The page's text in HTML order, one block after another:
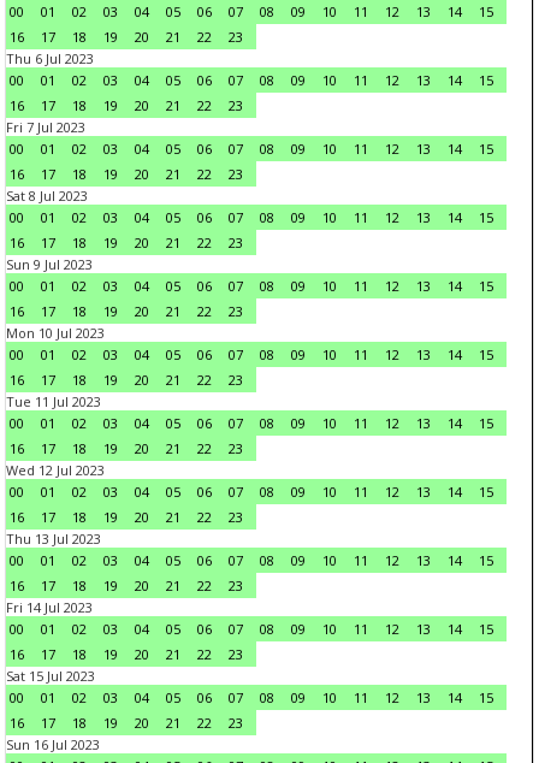
00
01 02 03 04 05 06 07 08 09 10 11 12 13 14
15
16
17 18 19 20 21 22
23
Thu 6 Jul 2023
00
01 02 03 04 05 06 07 08 09 10 11 12 13 14
15
16
17 18 19 20 21 22
23
Fri 7 Jul 2023
00
01 02 03 04 05 06 07 08 09 10 11 12 13 14
15
16
17 18 19 20 21 22
23
Sat 8 Jul 2023
00
01 02 03 04 05 06 07 08 09 10 11 12 13 14
15
16
17 18 19 20 21 22
23
Sun 9 Jul 2023
00
01 02 03 04 05 06 07 08 09 10 11 12 13 14
15
16
17 18 19 20 21 22
23
Mon 10 Jul 2023
00
01 02 03 04 05 06 07 08 09 10 11 12 13 14
15
16
17 18 19 20 21 22
23
Tue 11 Jul 2023
00
01 02 03 04 05 06 07 08 09 10 11 12 13 14
15
16
17 18 19 20 21 22
23
Wed 12 Jul 2023
00
01 02 03 04 05 06 07 08 09 10 11 12 13 14
15
16
17 18 19 20 21 22
23
Thu 13 Jul 2023
00
01 02 03 04 05 06 07 08 09 10 11 12 13 14
15
16
17 18 19 20 21 22
23
Fri 14 Jul 2023
00
01 02 03 04 05 06 07 08 09 10 11 12 13 14
15
16
17 18 19 20 21 22
23
Sat 15 Jul 2023
00
01 02 03 04 05 06 07 08 09 10 11 12 13 14
15
16
17 18 19 20 21 22
23
Sun 16 Jul 2023